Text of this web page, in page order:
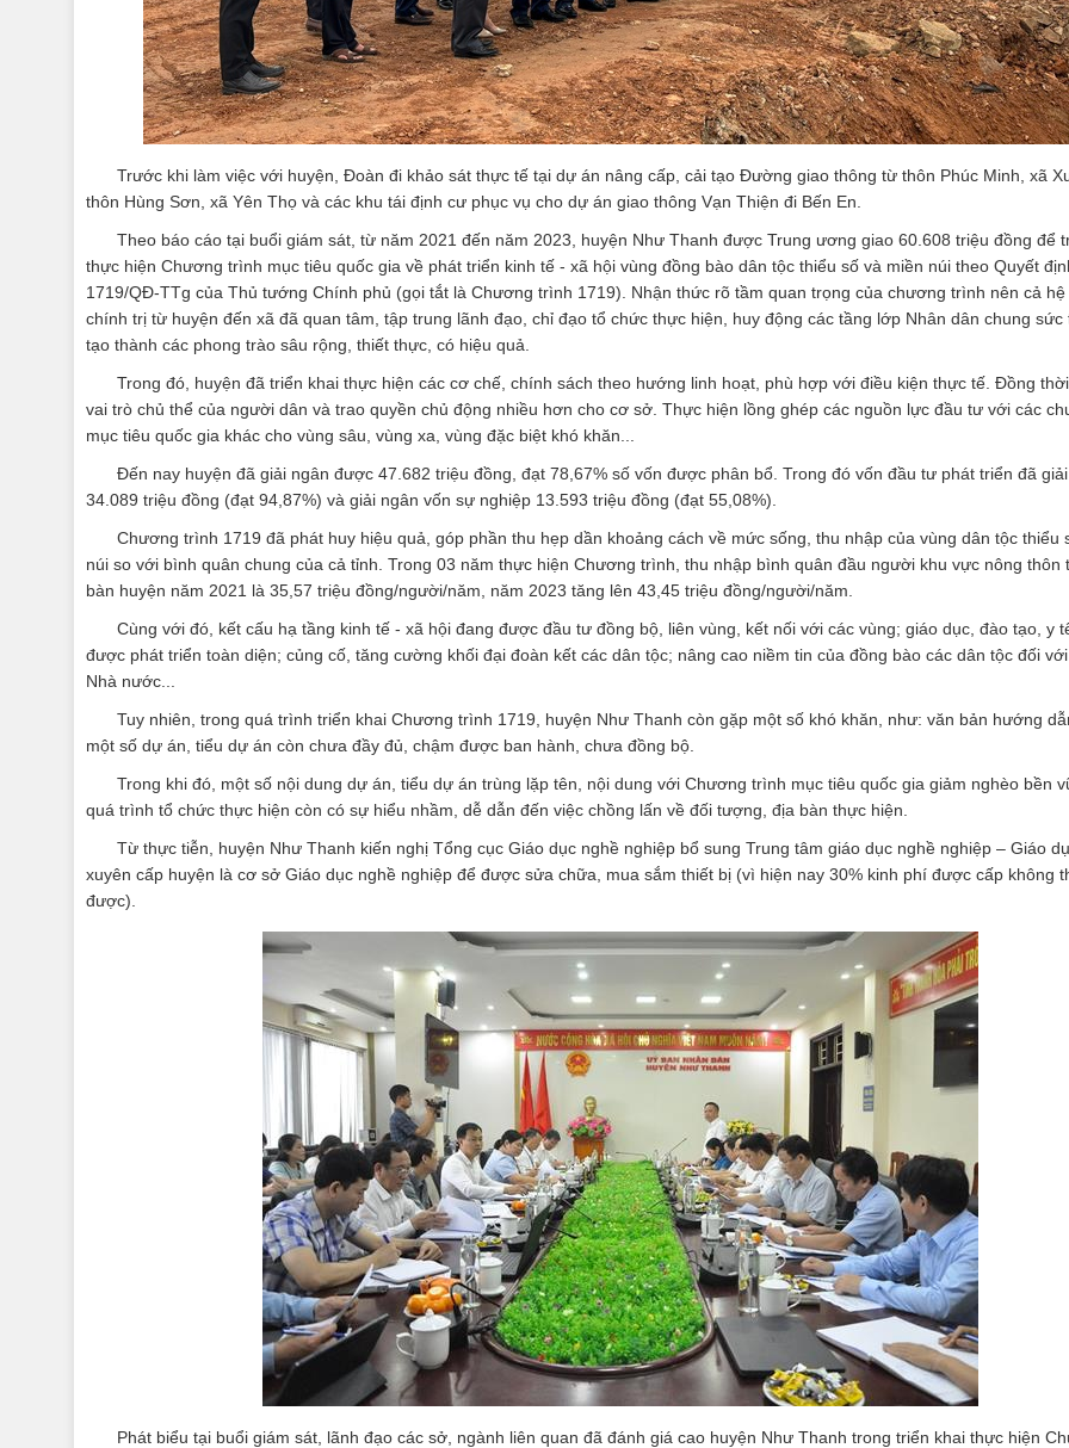
Trước khi làm việc với huyện, Đoàn đi khảo sát thực tế tại dự án nâng cấp, cải tạo Đường giao thông từ thôn Phúc Minh, xã
thôn Hùng Sơn, xã Yên Thọ và các khu tái định cư phục vụ cho dự án giao thông Vạn Thiện đi Bến En.
Theo báo cáo tại buổi giám sát, từ năm 2021 đến năm 2023, huyện Như Thanh được Trung ương giao 60.608 triệu đồng để
thực hiện Chương trình mục tiêu quốc gia về phát triển kinh tế - xã hội vùng đồng bào dân tộc thiểu số và miền núi theo Quyết
1719/QĐ-TTg của Thủ tướng Chính phủ (gọi tắt là Chương trình 1719). Nhận thức rõ tầm quan trọng của chương trình nên cả hệ
chính trị từ huyện đến xã đã quan tâm, tập trung lãnh đạo, chỉ đạo tổ chức thực hiện, huy động các tầng lớp Nhân dân chung sức
tạo thành các phong trào sâu rộng, thiết thực, có hiệu quả.
Trong đó, huyện đã triển khai thực hiện các cơ chế, chính sách theo hướng linh hoạt, phù hợp với điều kiện thực tế. Đồng
vai trò chủ thể của người dân và trao quyền chủ động nhiều hơn cho cơ sở. Thực hiện lồng ghép các nguồn lực đầu tư với các
mục tiêu quốc gia khác cho vùng sâu, vùng xa, vùng đặc biệt khó khăn...
Đến nay huyện đã giải ngân được 47.682 triệu đồng, đạt 78,67% số vốn được phân bổ. Trong đó vốn đầu tư phát triển đã
34.089 triệu đồng (đạt 94,87%) và giải ngân vốn sự nghiệp 13.593 triệu đồng (đạt 55,08%).
Chương trình 1719 đã phát huy hiệu quả, góp phần thu hẹp dần khoảng cách về mức sống, thu nhập của vùng dân tộc thiểu
núi so với bình quân chung của cả tỉnh. Trong 03 năm thực hiện Chương trình, thu nhập bình quân đầu người khu vực nông thôn
bàn huyện năm 2021 là 35,57 triệu đồng/người/năm, năm 2023 tăng lên 43,45 triệu đồng/người/năm.
Cùng với đó, kết cấu hạ tầng kinh tế - xã hội đang được đầu tư đồng bộ, liên vùng, kết nối với các vùng; giáo dục, đào tạo, y
được phát triển toàn diện; củng cố, tăng cường khối đại đoàn kết các dân tộc; nâng cao niềm tin của đồng bào các dân tộc đối
Nhà nước...
Tuy nhiên, trong quá trình triển khai Chương trình 1719, huyện Như Thanh còn gặp một số khó khăn, như: văn bản hướng
một số dự án, tiểu dự án còn chưa đầy đủ, chậm được ban hành, chưa đồng bộ.
Trong khi đó, một số nội dung dự án, tiểu dự án trùng lặp tên, nội dung với Chương trình mục tiêu quốc gia giảm nghèo bền
quá trình tổ chức thực hiện còn có sự hiểu nhầm, dễ dẫn đến việc chồng lấn về đối tượng, địa bàn thực hiện.
Từ thực tiễn, huyện Như Thanh kiến nghị Tổng cục Giáo dục nghề nghiệp bổ sung Trung tâm giáo dục nghề nghiệp – Giáo
xuyên cấp huyện là cơ sở Giáo dục nghề nghiệp để được sửa chữa, mua sắm thiết bị (vì hiện nay 30% kinh phí được cấp không
được).
Phát biểu tại buổi giám sát, lãnh đạo các sở, ngành liên quan đã đánh giá cao huyện Như Thanh trong triển khai thực hiện